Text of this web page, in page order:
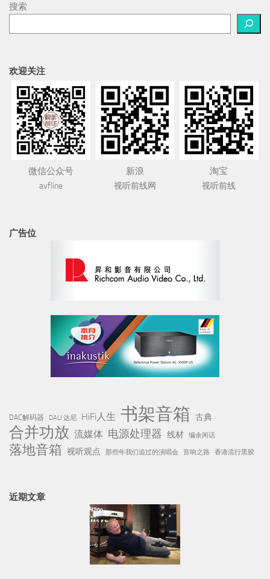
搜索
欢迎关注
微信公众号
avfline
新浪
视听前线网
淘宝
视听前线
广告位
DAC解码器 DALI 达尼 HiFi人生 书架音箱 古典
合并功放 流媒体 电源处理器 线材 编余闲话
落地音箱 视听观点 那些年我们追过的演唱会 音响之路 香港流行黑胶
近期文章